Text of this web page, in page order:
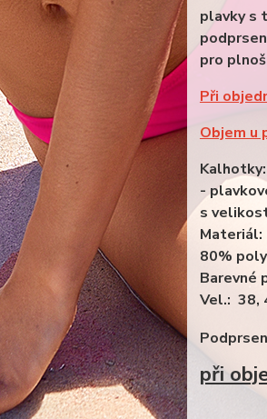
plavky s
pro
Při
Objem u
Kalhotky:
-
s
Materiál:
80%
Barevné
při